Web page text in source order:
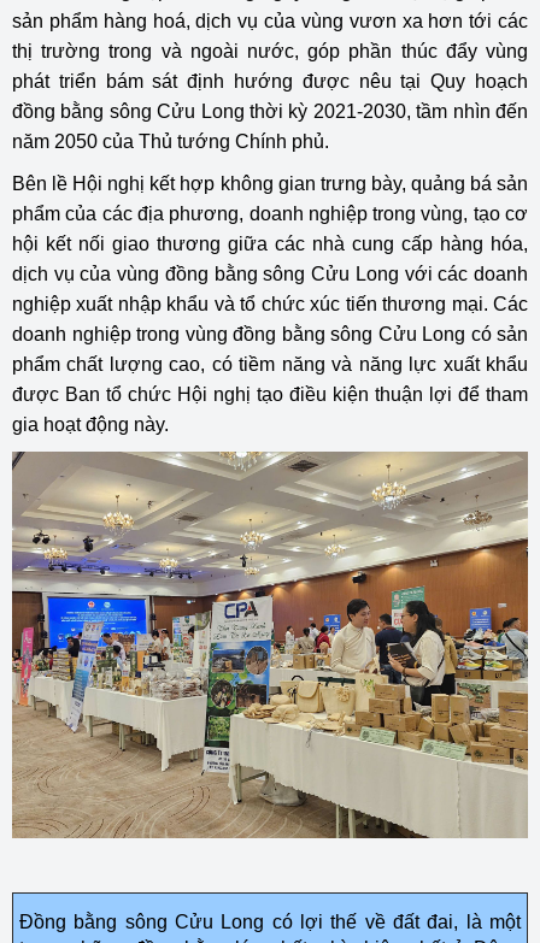
sản phẩm hàng hoá, dịch vụ của vùng vươn xa hơn tới các
thị trường trong và ngoài nước, góp phần thúc đẩy vùng
phát triển bám sát định hướng được nêu tại Quy hoạch
đồng bằng sông Cửu Long thời kỳ 2021-2030, tầm nhìn đến
năm 2050 của Thủ tướng Chính phủ.
Bên lề Hội nghị kết hợp không gian trưng bày, quảng bá sản
phẩm của các địa phương, doanh nghiệp trong vùng, tạo cơ
hội kết nối giao thương giữa các nhà cung cấp hàng hóa,
dịch vụ của vùng đồng bằng sông Cửu Long với các doanh
nghiệp xuất nhập khẩu và tổ chức xúc tiến thương mại. Các
doanh nghiệp trong vùng đồng bằng sông Cửu Long có sản
phẩm chất lượng cao, có tiềm năng và năng lực xuất khẩu
được Ban tổ chức Hội nghị tạo điều kiện thuận lợi để tham
gia hoạt động này.
Đồng bằng sông Cửu Long có lợi thế về đất đai, là một